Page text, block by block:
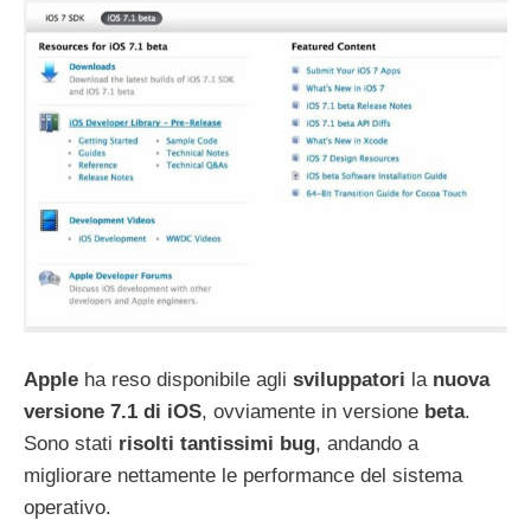
Apple ha reso disponibile agli sviluppatori la nuova
versione 7.1 di iOS, ovviamente in versione beta.
Sono stati risolti tantissimi bug, andando a
migliorare nettamente le performance del sistema
operativo.